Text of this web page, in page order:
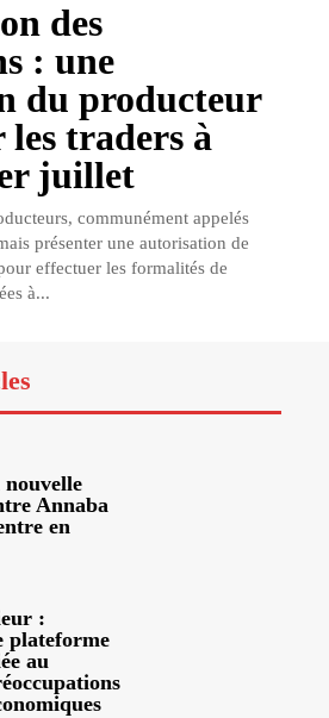
des
: une
du producteur
les traders à
juillet
communément appelés
présenter une autorisation de
effectuer les formalités de
à...
Annaba
en
:
plateforme
au